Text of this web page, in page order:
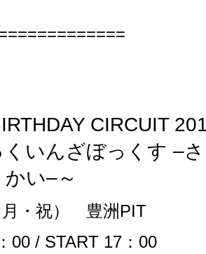
CIRCUIT
くいんざぼっくす –
かい–～
月・祝） 豊洲 PIT
： 00 / START 17 ： 00